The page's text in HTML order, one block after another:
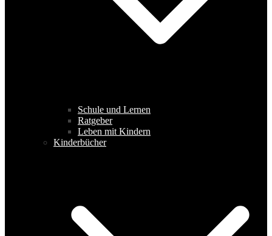
Schule und Lernen
Ratgeber
Leben mit Kindern
Kinderbücher